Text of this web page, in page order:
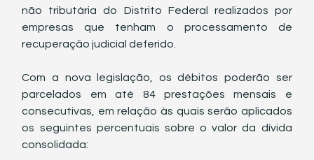
não tributária do Distrito Federal realizados por
empresas que tenham o processamento de
recuperação judicial deferido.
Com a nova legislação, os débitos poderão ser
parcelados em até 84 prestações mensais e
consecutivas, em relação às quais serão aplicados
os seguintes percentuais sobre o valor da dívida
consolidada: